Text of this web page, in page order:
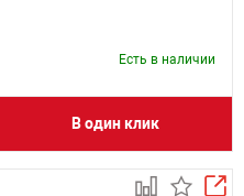
Есть в наличии
В один клик